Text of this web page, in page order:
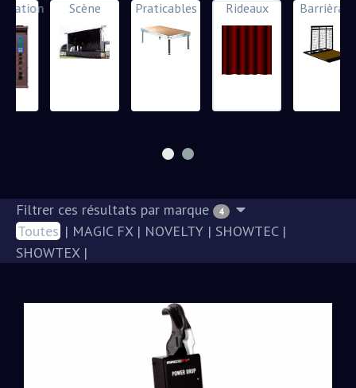
Scène Praticables Rideaux Barrièrage
Filtrer ces résultats par marque 4
Toutes | MAGIC FX| NOVELTY | SHOWTEC|
SHOWTEX|